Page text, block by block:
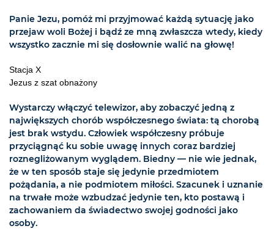
Panie Jezu, pomóż mi przyjmować każdą sytuację jako
przejaw woli Bożej i bądź ze mną zwłaszcza wtedy, kiedy
wszystko zacznie mi się dosłownie walić na głowę!
Stacja X
Jezus z szat obnażony
Wystarczy włączyć telewizor, aby zobaczyć jedną z
największych chorób współczesnego świata: tą chorobą
jest brak wstydu. Człowiek współczesny próbuje
przyciągnąć ku sobie uwagę innych coraz bardziej
roznegliżowanym wyglądem. Biedny — nie wie jednak,
że w ten sposób staje się jedynie przedmiotem
pożądania, a nie podmiotem miłości. Szacunek i uznanie
na trwałe może wzbudzać jedynie ten, kto postawą i
zachowaniem da świadectwo swojej godności jako
osoby.